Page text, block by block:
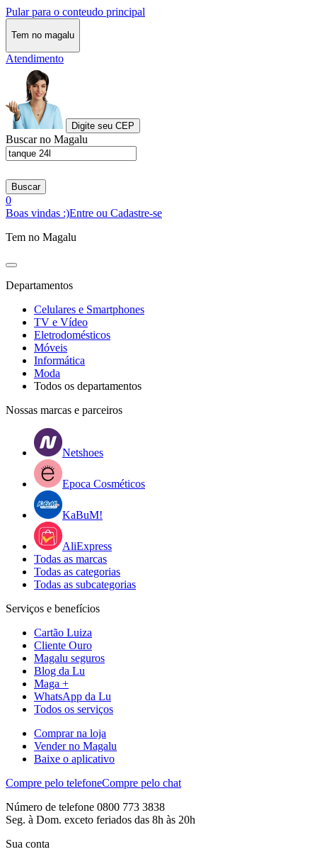
Pular para o conteudo principal
Tem no magalu
Atendimento
Digite seu CEP
Buscar no Magalu
Buscar
0
Boas vindas :)Entre ou Cadastre-se
Tem no Magalu
Departamentos
Celulares e Smartphones
TV e Vídeo
Eletrodomésticos
Móveis
Informática
Moda
Todos os departamentos
Nossas marcas e parceiros
Netshoes
Epoca Cosméticos
KaBuM!
AliExpress
Todas as marcas
Todas as categorias
Todas as subcategorias
Serviços e benefícios
Cartão Luiza
Cliente Ouro
Magalu seguros
Blog da Lu
Maga +
WhatsApp da Lu
Todos os serviços
Comprar na loja
Vender no Magalu
Baixe o aplicativo
Compre pelo telefoneCompre pelo chat
Número de telefone 0800 773 3838
Seg. à Dom. exceto feriados das 8h às 20h
Sua conta